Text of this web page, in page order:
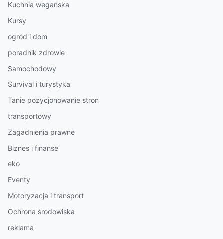
Kuchnia wegańska
Kursy
ogród i dom
poradnik zdrowie
Samochodowy
Survival i turystyka
Tanie pozycjonowanie stron
transportowy
Zagadnienia prawne
Biznes i finanse
eko
Eventy
Motoryzacja i transport
Ochrona środowiska
reklama